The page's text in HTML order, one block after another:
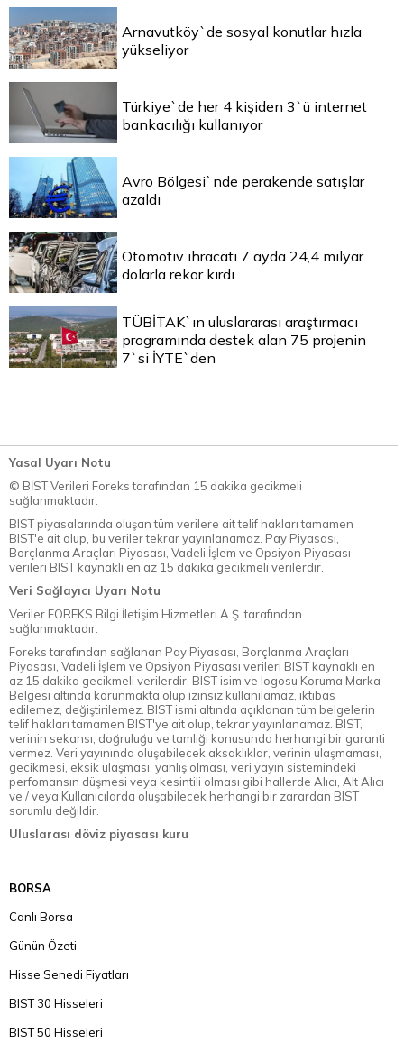
Arnavutköy`de sosyal konutlar hızla
yükseliyor
Türkiye`de her 4 kişiden 3`ü internet
bankacılığı kullanıyor
Avro Bölgesi`nde perakende satışlar
azaldı
Otomotiv ihracatı 7 ayda 24,4 milyar
dolarla rekor kırdı
TÜBİTAK`ın uluslararası araştırmacı
programında destek alan 75 projenin
7`si İYTE`den
Yasal Uyarı Notu
© BİST Verileri Foreks tarafından 15 dakika gecikmeli
sağlanmaktadır.
BIST piyasalarında oluşan tüm verilere ait telif hakları tamamen
BIST'e ait olup, bu veriler tekrar yayınlanamaz. Pay Piyasası,
Borçlanma Araçları Piyasası, Vadeli İşlem ve Opsiyon Piyasası
verileri BIST kaynaklı en az 15 dakika gecikmeli verilerdir.
Veri Sağlayıcı Uyarı Notu
Veriler FOREKS Bilgi İletişim Hizmetleri A.Ş. tarafından
sağlanmaktadır.
Foreks tarafından sağlanan Pay Piyasası, Borçlanma Araçları
Piyasası, Vadeli İşlem ve Opsiyon Piyasası verileri BIST kaynaklı en
az 15 dakika gecikmeli verilerdir. BIST isim ve logosu Koruma Marka
Belgesi altında korunmakta olup izinsiz kullanılamaz, iktibas
edilemez, değiştirilemez. BIST ismi altında açıklanan tüm belgelerin
telif hakları tamamen BIST'ye ait olup, tekrar yayınlanamaz. BIST,
verinin sekansı, doğruluğu ve tamlığı konusunda herhangi bir garanti
vermez. Veri yayınında oluşabilecek aksaklıklar, verinin ulaşmaması,
gecikmesi, eksik ulaşması, yanlış olması, veri yayın sistemindeki
perfomansın düşmesi veya kesintili olması gibi hallerde Alıcı, Alt Alıcı
ve / veya Kullanıcılarda oluşabilecek herhangi bir zarardan BIST
sorumlu değildir.
Uluslarası döviz piyasası kuru
BORSA
Canlı Borsa
Günün Özeti
Hisse Senedi Fiyatları
BIST 30 Hisseleri
BIST 50 Hisseleri